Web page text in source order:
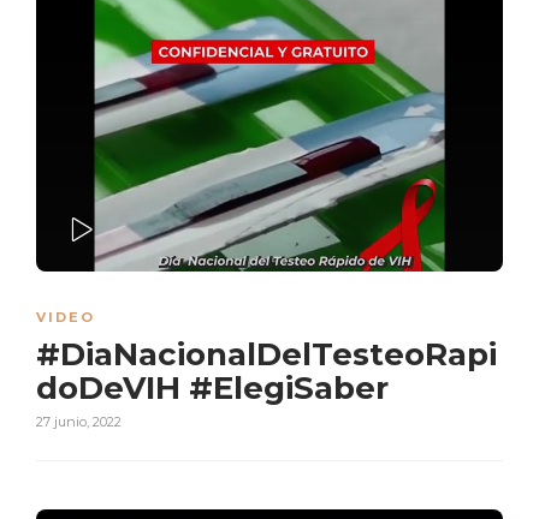
PLAY
VIDEO
#DiaNacionalDelTesteoRapi
doDeVIH #ElegiSaber
27 junio, 2022